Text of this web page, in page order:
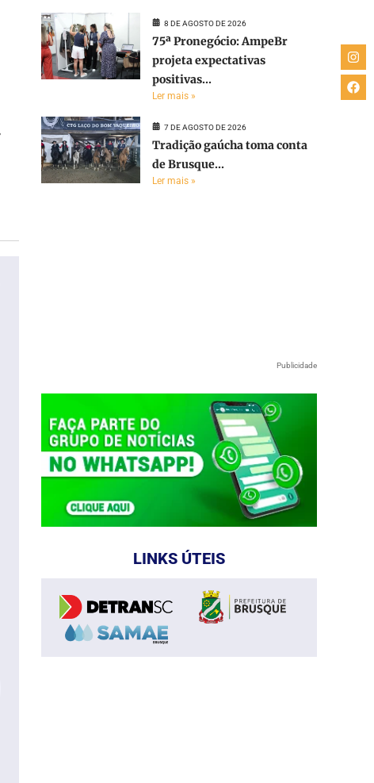
8 DE AGOSTO DE 2026
75ª Pronegócio: AmpeBr
projeta expectativas
positivas...
Ler mais »
7 DE AGOSTO DE 2026
Tradição gaúcha toma conta
de Brusque...
Ler mais »
Publicidade
LINKS ÚTEIS